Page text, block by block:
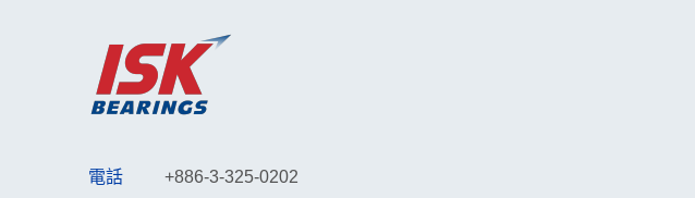
電話 +886-3-325-0202